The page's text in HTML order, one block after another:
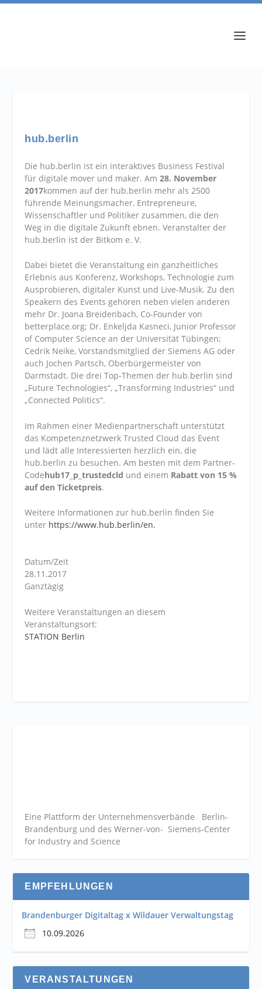
hub.berlin
Die hub.berlin ist ein interaktives Business Festival
für digitale mover und maker. Am28. November
2017kommen auf der hub.berlin mehr als 2500
führende Meinungsmacher, Entrepreneure,
Wissenschaftler und Politiker zusammen, die den
Weg in die digitale Zukunft ebnen. Veranstalter der
hub.berlin ist der Bitkom e. V.
Dabei bietet die Veranstaltung ein ganzheitliches
Erlebnis aus Konferenz, Workshops, Technologie zum
Ausprobieren, digitaler Kunst und Live-Musik. Zu den
Speakern des Events gehören neben vielen anderen
mehr Dr. Joana Breidenbach, Co-Founder von
betterplace.org; Dr. Enkeljda Kasneci, Junior Professor
of Computer Science an der Universität Tübingen;
Cedrik Neike, Vorstandsmitglied der Siemens AG oder
auch Jochen Partsch, Oberbürgermeister von
Darmstadt. Die drei Top-Themen der hub.berlin sind
„Future Technologies“, „Transforming Industries“ und
„Connected Politics“.
Im Rahmen einer Medienpartnerschaft unterstützt
das Kompetenznetzwerk Trusted Cloud das Event
und lädt alle Interessierten herzlich ein, die
hub.berlin zu besuchen. Am besten mit dem Partner-
Codehub17_p_trustedcld und einem Rabatt von 15 %
auf den Ticketpreis.
Weitere Informationen zur hub.berlin finden Sie
unter https://www.hub.berlin/en.
Datum/Zeit
28.11.2017
Ganztägig
Weitere Veranstaltungen an diesem
Veranstaltungsort:
STATION Berlin
Eine Plattform der Unternehmensverbände Berlin-
Brandenburg und des Werner-von- Siemens-Center
for Industry and Science
EMPFEHLUNGEN
Brandenburger Digitaltag x Wildauer Verwaltungstag
10.09.2026
VERANSTALTUNGEN